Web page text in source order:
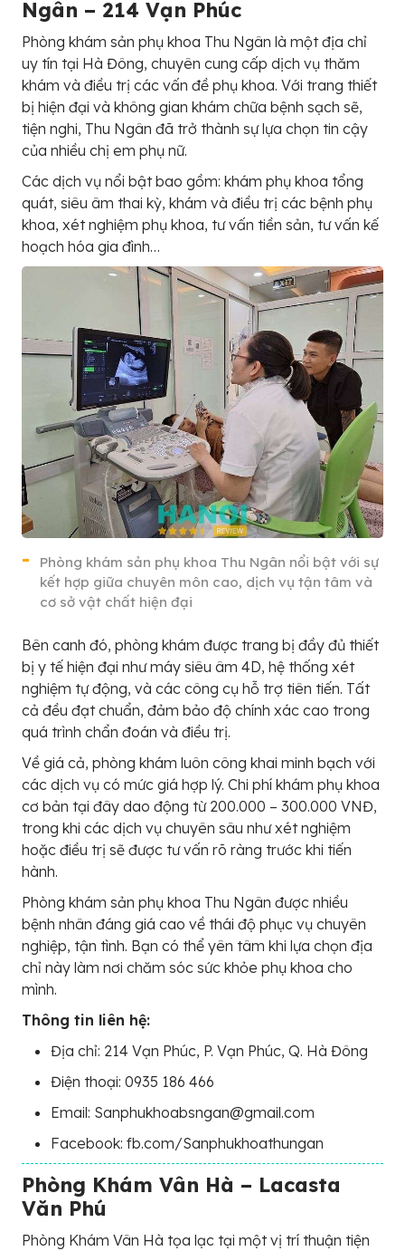
Ngân – 214 Vạn Phúc
Phòng khám sản phụ khoa Thu Ngân là một địa chỉ
uy tín tại Hà Đông, chuyên cung cấp dịch vụ thăm
khám và điều trị các vấn đề phụ khoa. Với trang thiết
bị hiện đại và không gian khám chữa bệnh sạch sẽ,
tiện nghi, Thu Ngân đã trở thành sự lựa chọn tin cậy
của nhiều chị em phụ nữ.
Các dịch vụ nổi bật bao gồm: khám phụ khoa tổng
quát, siêu âm thai kỳ, khám và điều trị các bệnh phụ
khoa, xét nghiệm phụ khoa, tư vấn tiền sản, tư vấn kế
hoạch hóa gia đình…
Phòng khám sản phụ khoa Thu Ngân nổi bật với sự
kết hợp giữa chuyên môn cao, dịch vụ tận tâm và
cơ sở vật chất hiện đại
Bên canh đó, phòng khám được trang bị đầy đủ thiết
bị y tế hiện đại như máy siêu âm 4D, hệ thống xét
nghiệm tự động, và các công cụ hỗ trợ tiên tiến. Tất
cả đều đạt chuẩn, đảm bảo độ chính xác cao trong
quá trình chẩn đoán và điều trị.
Về giá cả, phòng khám luôn công khai minh bạch với
các dịch vụ có mức giá hợp lý. Chi phí khám phụ khoa
cơ bản tại đây dao động từ 200.000 – 300.000 VNĐ,
trong khi các dịch vụ chuyên sâu như xét nghiệm
hoặc điều trị sẽ được tư vấn rõ ràng trước khi tiến
hành.
Phòng khám sản phụ khoa Thu Ngân được nhiều
bệnh nhân đáng giá cao về thái độ phục vụ chuyên
nghiệp, tận tình. Bạn có thể yên tâm khi lựa chọn địa
chỉ này làm nơi chăm sóc sức khỏe phụ khoa cho
mình.
Thông tin liên hệ:
Địa chỉ: 214 Vạn Phúc, P. Vạn Phúc, Q. Hà Đông
Điện thoại: 0935 186 466
Email: Sanphukhoabsngan@gmail.com
Facebook: fb.com/Sanphukhoathungan
Phòng Khám Vân Hà – Lacasta
Văn Phú
Phòng Khám Vân Hà tọa lạc tại một vị trí thuận tiện